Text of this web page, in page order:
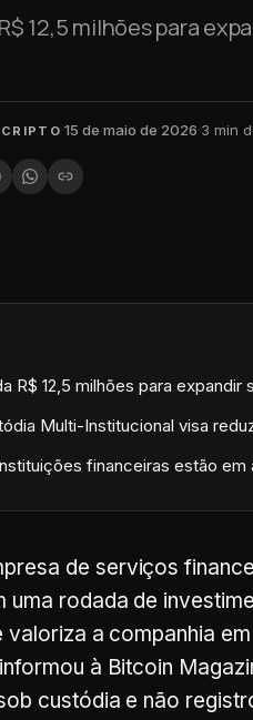
12,5 milhões para
·15 de maio de 2026·3 min
R$ 12,5 milhões para
Multi-Institucional visa
financeiras estão em
de serviços
uma rodada de
valoriza a companhia
à Bitcoin
custódia e não